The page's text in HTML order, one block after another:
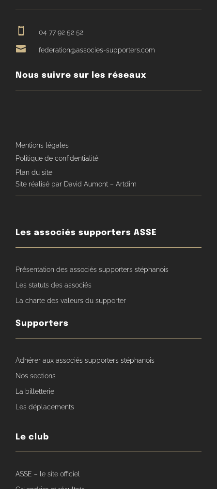
 04 77 92 52 52
 federation@associes-supporters.com
Nous suivre sur les réseaux
Mentions légales
Politique de confidentialité
Plan du site
Site réalisé par David Aumont – Artdim
Les associés supporters ASSE
Présentation des associés supporters stéphanois
Les statuts des associés
La charte des valeurs du supporter
Supporters
Adhérer aux associés supporters stéphanois
Nos sections
La billetterie
Les déplacements
Le club
ASSE – le site officiel